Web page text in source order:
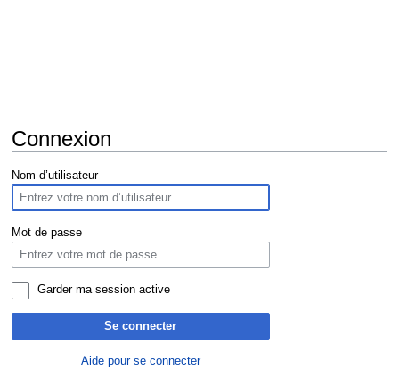
Connexion
Aller
la
navigation
Aller
la
recherche
Nom d’utilisateur
Mot de passe
Garder ma session active
Se connecter
Aide pour se connecter